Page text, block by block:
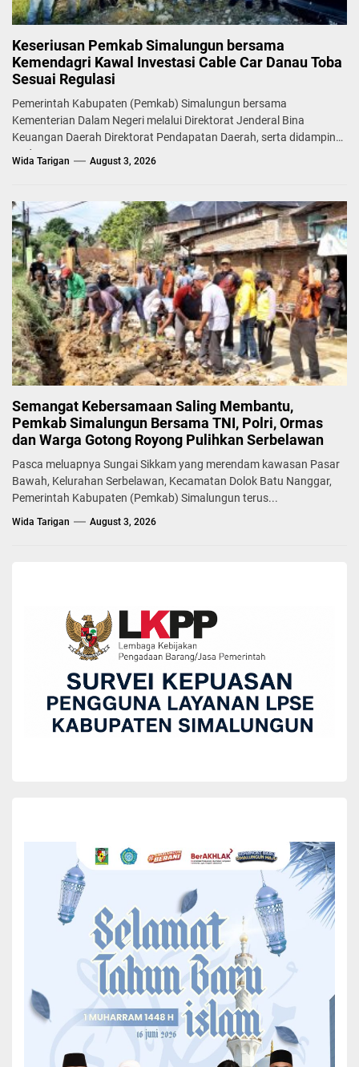
Keseriusan Pemkab Simalungun bersama
Kemendagri Kawal Investasi Cable Car Danau Toba
Sesuai Regulasi
Pemerintah Kabupaten (Pemkab) Simalungun bersama
Kementerian Dalam Negeri melalui Direktorat Jenderal Bina
Keuangan Daerah Direktorat Pendapatan Daerah, serta didampingi
Badan...
Wida Tarigan August 3, 2026
Semangat Kebersamaan Saling Membantu,
Pemkab Simalungun Bersama TNI, Polri, Ormas
dan Warga Gotong Royong Pulihkan Serbelawan
Pasca meluapnya Sungai Sikkam yang merendam kawasan Pasar
Bawah, Kelurahan Serbelawan, Kecamatan Dolok Batu Nanggar,
Pemerintah Kabupaten (Pemkab) Simalungun terus...
Wida Tarigan August 3, 2026
TP PKK Kabupaten Simalungun Apresiasi
Majelis Taklim Al-Ikhlas Nagori Padang Mainu
Wida Tarigan February 6, 2026
TP PKK Kabupaten Simalungun Apresiasi Majelis Taklim
Al-Ikhlas Nagori Padang Mainu
Acara yang dipusatkan di Huta (Dusun) I Purwosari Bawah Nagori
Padang Mainu dirancang sebagai bagian dari penyambutan bulan
suci Ramadhan 1447 H/2026 M, yang diawali dengan lantunan
ayat suci Al-Qur’an.
Selaku ketua panitia, Supriatik menyampaikan apresiasi setinggi-
tingginya kepada kehadiran TP PKK Kabupaten Simalungun. Ia
juga menyampaikan salam kepada Ibu Ketua TP PKK Kabupaten
Simalungun Ny. Darmawati Anton Achmad Saragih dan Bapak
Bupati Simalungun Anton Achmad Saragih, dengan doa agar